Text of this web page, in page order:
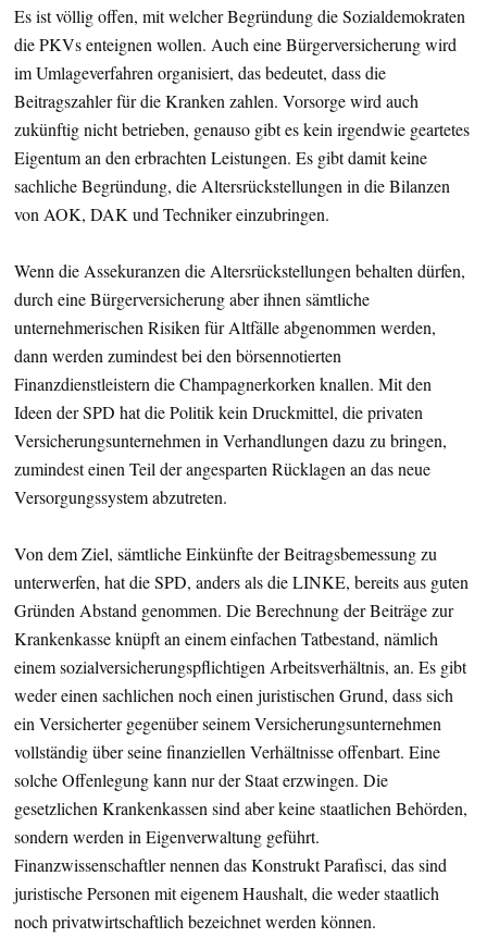
Es ist völlig offen, mit welcher Begründung die Sozialdemokraten
die PKVs enteignen wollen. Auch eine Bürgerversicherung wird
im Umlageverfahren organisiert, das bedeutet, dass die
Beitragszahler für die Kranken zahlen. Vorsorge wird auch
zukünftig nicht betrieben, genauso gibt es kein irgendwie geartetes
Eigentum an den erbrachten Leistungen. Es gibt damit keine
sachliche Begründung, die Altersrückstellungen in die Bilanzen
von AOK, DAK und Techniker einzubringen.
Wenn die Assekuranzen die Altersrückstellungen behalten dürfen,
durch eine Bürgerversicherung aber ihnen sämtliche
unternehmerischen Risiken für Altfälle abgenommen werden,
dann werden zumindest bei den börsennotierten
Finanzdienstleistern die Champagnerkorken knallen. Mit den
Ideen der SPD hat die Politik kein Druckmittel, die privaten
Versicherungsunternehmen in Verhandlungen dazu zu bringen,
zumindest einen Teil der angesparten Rücklagen an das neue
Versorgungssystem abzutreten.
Von dem Ziel, sämtliche Einkünfte der Beitragsbemessung zu
unterwerfen, hat die SPD, anders als die LINKE, bereits aus guten
Gründen Abstand genommen. Die Berechnung der Beiträge zur
Krankenkasse knüpft an einem einfachen Tatbestand, nämlich
einem sozialversicherungspflichtigen Arbeitsverhältnis, an. Es gibt
weder einen sachlichen noch einen juristischen Grund, dass sich
ein Versicherter gegenüber seinem Versicherungsunternehmen
vollständig über seine finanziellen Verhältnisse offenbart. Eine
solche Offenlegung kann nur der Staat erzwingen. Die
gesetzlichen Krankenkassen sind aber keine staatlichen Behörden,
sondern werden in Eigenverwaltung geführt.
Finanzwissenschaftler nennen das Konstrukt Parafisci, das sind
juristische Personen mit eigenem Haushalt, die weder staatlich
noch privatwirtschaftlich bezeichnet werden können.